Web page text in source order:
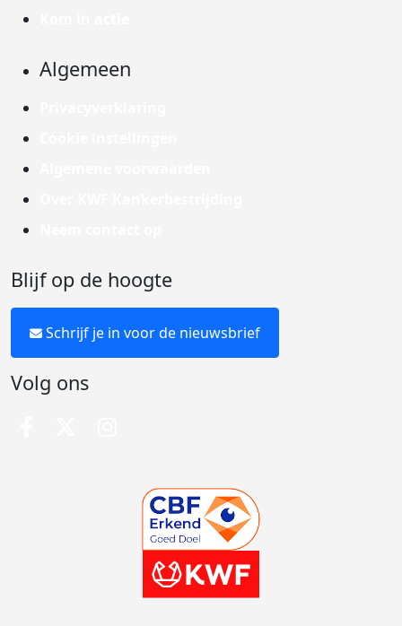
Algemeen
Blijf op de hoogte
Schrijf je in voor de nieuwsbrief
Volg ons